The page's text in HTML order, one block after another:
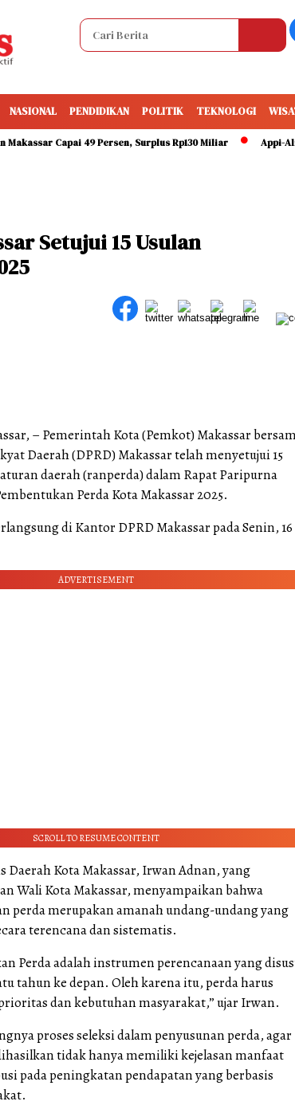
NASIONAL PENDIDIKAN POLITIK TEKNOLOGI
Capai 49 Persen, Surplus Rp130 Miliar Appi-Aliyah
Setujui 15 Usulan
– Pemerintah Kota (Pemkot) Makassar
Daerah (DPRD) Makassar telah menyetujui 15
daerah (ranperda) dalam Rapat Paripurna
Perda Kota Makassar 2025.
di Kantor DPRD Makassar pada Senin, 16
ADVERTISEMENT
SCROLL TO RESUME CONTENT
Daerah Kota Makassar, Irwan Adnan, yang
Wali Kota Makassar, menyampaikan bahwa
perda merupakan amanah undang-undang yang
terencana dan sistematis.
Perda adalah instrumen perencanaan yang
tahun ke depan. Oleh karena itu, perda harus
dan kebutuhan masyarakat,” ujar Irwan.
proses seleksi dalam penyusunan perda, agar
tidak hanya memiliki kejelasan manfaat
pada peningkatan pendapatan yang berbasis